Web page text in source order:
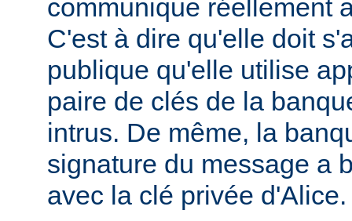
communique réellement
C'est à dire qu'elle doit
publique qu'elle utilise
paire de clés de la
intrus. De même, la
signature du message a
avec la clé privée d'Alice.